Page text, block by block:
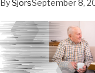
BySjorsSeptember 8,